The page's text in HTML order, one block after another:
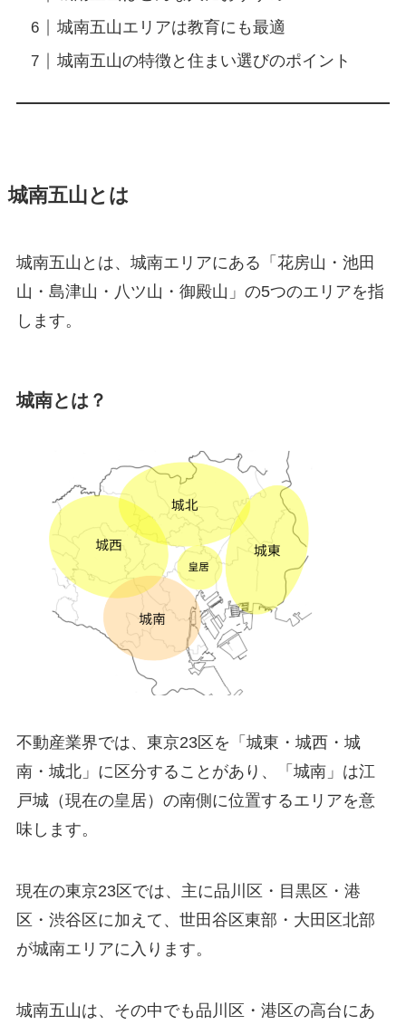
城南五山エリアは教育にも最適
城南五山の特徴と住まい選びのポイント
城南五山とは
城南五山とは、城南エリアにある「花房山・池田
山・島津山・八ツ山・御殿山」の5つのエリアを指
します。
城南とは？
不動産業界では、東京23区を「城東・城西・城
南・城北」に区分することがあり、「城南」は江
戸城（現在の皇居）の南側に位置するエリアを意
味します。
現在の東京23区では、主に品川区・目黒区・港
区・渋谷区に加えて、世田谷区東部・大田区北部
が城南エリアに入ります。
城南五山は、その中でも品川区・港区の高台にあ